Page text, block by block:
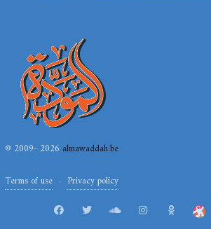
© 2009- 2026 almawaddah.be
Terms of use Privacy policy